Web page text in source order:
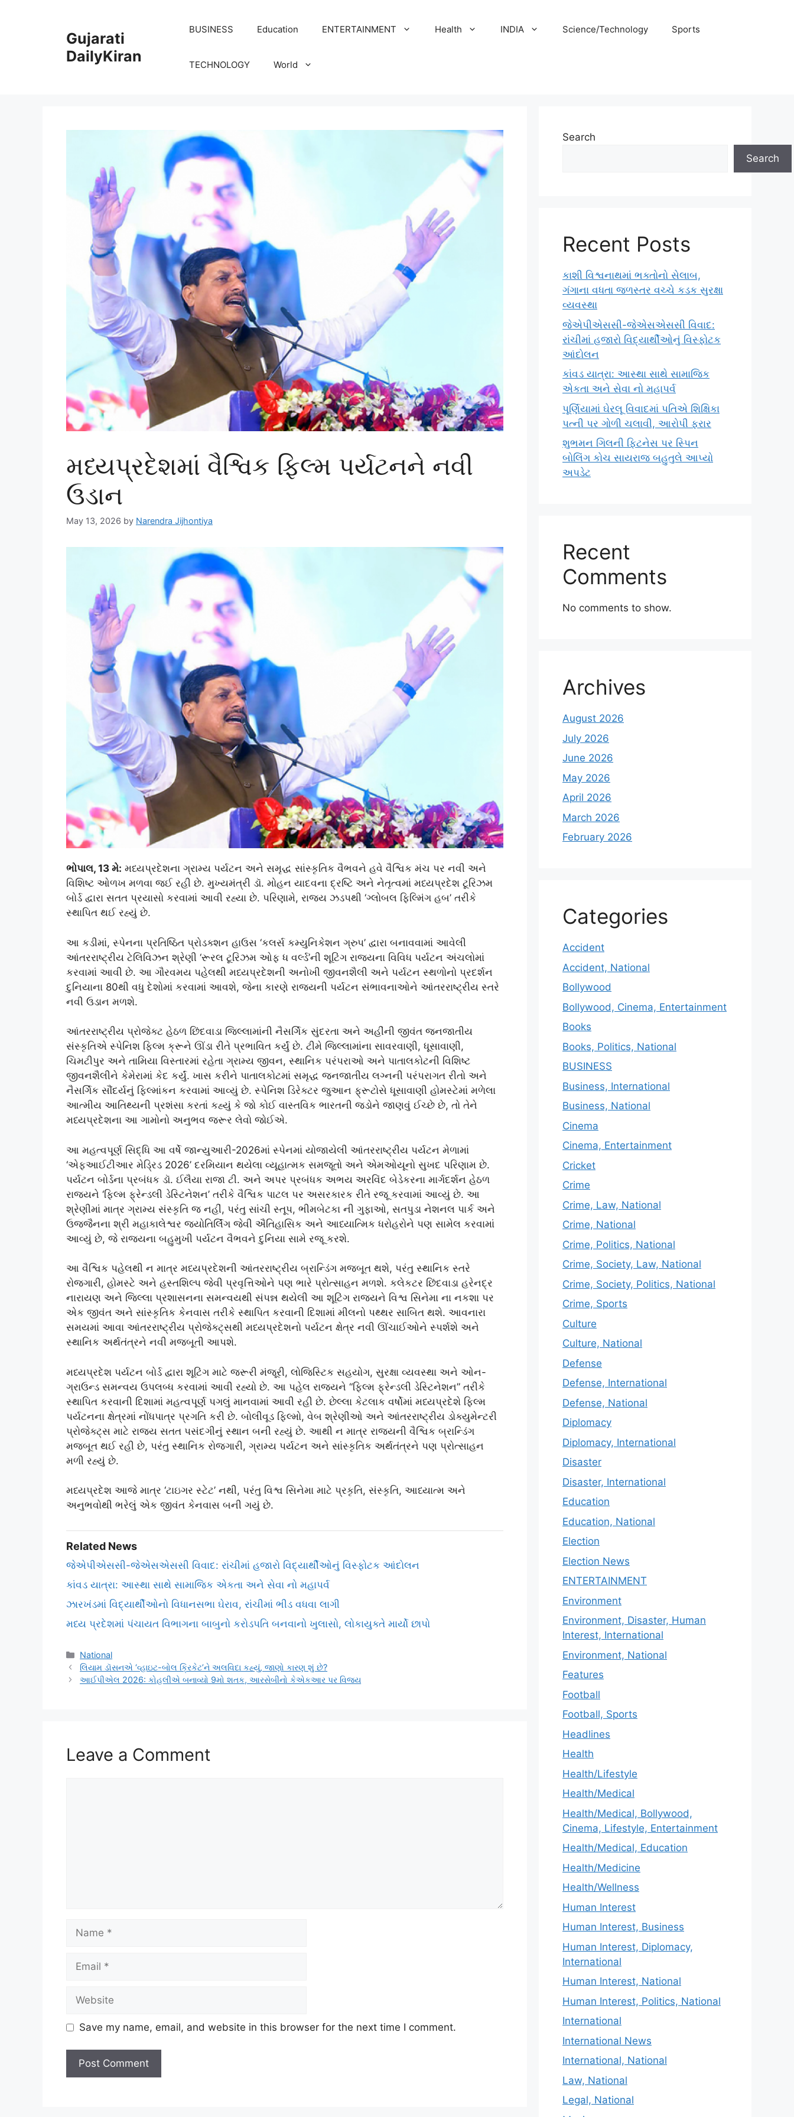
Gujarati
DailyKiran
BUSINESS Education ENTERTAINMENT Health INDIA Science/Technology Sports
TECHNOLOGY World
મધ્યપ્રદેશમાં વૈશ્વિક ફિલ્મ પર્યટનને નવી
ઉડાન
May 13, 2026 by Narendra Jijhontiya
ભોપાલ, 13 મે: મધ્યપ્રદેશના ગ્રામ્ય પર્યટન અને સમૃદ્ધ સાંસ્કૃતિક વૈભવને હવે વૈશ્વિક મંચ પર નવી અને
વિશિષ્ટ ઓળખ મળવા જઈ રહી છે. મુખ્યમંત્રી ડૉ. મોહન યાદવના દ્રષ્ટિ અને નેતૃત્વમાં મધ્યપ્રદેશ ટૂરિઝમ
બોર્ડ દ્વારા સતત પ્રયાસો કરવામાં આવી રહ્યા છે. પરિણામે, રાજ્ય ઝડપથી ‘ગ્લોબલ ફિલ્મિંગ હબ’ તરીકે
સ્થાપિત થઈ રહ્યું છે.
આ કડીમાં, સ્પેનના પ્રતિષ્ઠિત પ્રોડક્શન હાઉસ ‘કલર્સ કમ્યુનિકેશન ગ્રુપ’ દ્વારા બનાવવામાં આવેલી
આંતરરાષ્ટ્રીય ટેલિવિઝન શ્રેણી ‘રૂરલ ટૂરિઝમ ઓફ ધ વર્લ્ડ’ની શૂટિંગ રાજ્યના વિવિધ પર્યટન અંચલોમાં
કરવામાં આવી છે. આ ગૌરવમય પહેલથી મધ્યપ્રદેશની અનોખી જીવનશૈલી અને પર્યટન સ્થળોનો પ્રદર્શન
દુનિયાના 80થી વધુ દેશોમાં કરવામાં આવશે, જેના કારણે રાજ્યની પર્યટન સંભાવનાઓને આંતરરાષ્ટ્રીય સ્તરે
નવી ઉડાન મળશે.
આંતરરાષ્ટ્રીય પ્રોજેક્ટ હેઠળ છિંદવાડા જિલ્લામાંની નૈસર્ગિક સુંદરતા અને અહીંની જીવંત જનજાતીય
સંસ્કૃતિએ સ્પેનિશ ફિલ્મ ક્રૂને ઊંડા રીતે પ્રભાવિત કર્યું છે. ટીમે જિલ્લામાંના સાવરવાણી, ધૂસાવાણી,
ચિમટીપુર અને તામિયા વિસ્તારમાં રહેતા ગ્રામ્ય જીવન, સ્થાનિક પરંપરાઓ અને પાતાલકોટની વિશિષ્ટ
જીવનશૈલીને કેમેરામાં કેદ કર્યું. ખાસ કરીને પાતાલકોટમાં સમૃદ્ધ જનજાતીય લગ્નની પરંપરાગત રીતો અને
નૈસર્ગિક સૌંદર્યનું ફિલ્માંકન કરવામાં આવ્યું છે. સ્પેનિશ ડિરેક્ટર જુઆન ફ્રૂટોસે ધૂસાવાણી હોમસ્ટેમાં મળેલા
આત્મીય આતિથ્યની પ્રશંસા કરતાં કહ્યું કે જો કોઈ વાસ્તવિક ભારતની જડોને જાણવું ઈચ્છે છે, તો તેને
મધ્યપ્રદેશના આ ગામોનો અનુભવ જરૂર લેવો જોઈએ.
આ મહત્વપૂર્ણ સિદ્ધિ આ વર્ષે જાન્યુઆરી-2026માં સ્પેનમાં યોજાયેલી આંતરરાષ્ટ્રીય પર્યટન મેળામાં
‘એફઆઈટીઆર મેડ્રિડ 2026’ દરમિયાન થયેલા વ્યૂહાત્મક સમજૂતો અને એમઓયૂનો સુખદ પરિણામ છે.
પર્યટન બોર્ડના પ્રબંધક ડૉ. ઈલૈયા રાજા ટી. અને અપર પ્રબંધક અભય અરવિંદ બેડેકરના માર્ગદર્શન હેઠળ
રાજ્યને ‘ફિલ્મ ફ્રેન્ડલી ડેસ્ટિનેશન’ તરીકે વૈશ્વિક પાટલ પર અસરકારક રીતે રજૂ કરવામાં આવ્યું છે. આ
શ્રેણીમાં માત્ર ગ્રામ્ય સંસ્કૃતિ જ નહીં, પરંતુ સાંચી સ્તૂપ, ભીમબેટકા ની ગુફાઓ, સતપુડા નેશનલ પાર્ક અને
ઉજ્જૈનના શ્રી મહાકાલેશ્વર જ્યોતિર્લિંગ જેવી ઐતિહાસિક અને આધ્યાત્મિક ધરોહરોને પણ સામેલ કરવામાં
આવ્યું છે, જે રાજ્યના બહુમુખી પર્યટન વૈભવને દુનિયા સામે રજૂ કરશે.
આ વૈશ્વિક પહેલથી ન માત્ર મધ્યપ્રદેશની આંતરરાષ્ટ્રીય બ્રાન્ડિંગ મજબૂત થશે, પરંતુ સ્થાનિક સ્તરે
રોજગારી, હોમસ્ટે અને હસ્તશિલ્પ જેવી પ્રવૃત્તિઓને પણ ભારે પ્રોત્સાહન મળશે. કલેકટર છિંદવાડા હરેનદ્ર
નારાયણ અને જિલ્લા પ્રશાસનના સમન્વયથી સંપન્ન થયેલી આ શૂટિંગ રાજ્યને વિશ્વ સિનેમા ના નકશા પર
એક જીવંત અને સાંસ્કૃતિક કેનવાસ તરીકે સ્થાપિત કરવાની દિશામાં મીલનો પથ્થર સાબિત થશે. આવનારા
સમયમાં આવા આંતરરાષ્ટ્રીય પ્રોજેક્ટ્સથી મધ્યપ્રદેશનો પર્યટન ક્ષેત્ર નવી ઊંચાઈઓને સ્પર્શશે અને
સ્થાનિક અર્થતંત્રને નવી મજબૂતી આપશે.
મધ્યપ્રદેશ પર્યટન બોર્ડ દ્વારા શૂટિંગ માટે જરૂરી મંજૂરી, લોજિસ્ટિક સહયોગ, સુરક્ષા વ્યવસ્થા અને ઓન-
ગ્રાઉન્ડ સમન્વય ઉપલબ્ધ કરવામાં આવી રહ્યો છે. આ પહેલ રાજ્યને “ફિલ્મ ફ્રેન્ડલી ડેસ્ટિનેશન” તરીકે
સ્થાપિત કરવાની દિશામાં મહત્વપૂર્ણ પગલું માનવામાં આવી રહી છે. છેલ્લા કેટલાક વર્ષોમાં મધ્યપ્રદેશે ફિલ્મ
પર્યટનના ક્ષેત્રમાં નોંધપાત્ર પ્રગતિ કરી છે. બોલીવૂડ ફિલ્મો, વેબ શ્રેણીઓ અને આંતરરાષ્ટ્રીય ડોક્યુમેન્ટરી
પ્રોજેક્ટ્સ માટે રાજ્ય સતત પસંદગીનું સ્થાન બની રહ્યું છે. આથી ન માત્ર રાજ્યની વૈશ્વિક બ્રાન્ડિંગ
મજબૂત થઈ રહી છે, પરંતુ સ્થાનિક રોજગારી, ગ્રામ્ય પર્યટન અને સાંસ્કૃતિક અર્થતંત્રને પણ પ્રોત્સાહન
મળી રહ્યું છે.
મધ્યપ્રદેશ આજે માત્ર ‘ટાઇગર સ્ટેટ’ નથી, પરંતુ વિશ્વ સિનેમા માટે પ્રકૃતિ, સંસ્કૃતિ, આધ્યાત્મ અને
અનુભવોથી ભરેલું એક જીવંત કેનવાસ બની ગયું છે.
Related News
જેએપીએસસી-જેએસએસસી વિવાદ: રાંચીમાં હજારો વિદ્યાર્થીઓનું વિસ્ફોટક આંદોલન
કાંવડ યાત્રા: આસ્થા સાથે સામાજિક એકતા અને સેવા નો મહાપર્વ
ઝારખંડમાં વિદ્યાર્થીઓનો વિધાનસભા ઘેરાવ, રાંચીમાં ભીડ વધવા લાગી
મધ્ય પ્રદેશમાં પંચાયત વિભાગના બાબુનો કરોડપતિ બનવાનો ખુલાસો, લોકાયુક્તે માર્યો છાપો
Categories
National
લિયામ ડૉસનએ ‘વ્હાઇટ-બોલ ક્રિકેટ’ને અલવિદા કહ્યું, જાણો કારણ શું છે?
આઈપીએલ 2026: કોહલીએ બનાવ્યો 9મો શતક, આરસેબીનો કેએકઆર પર વિજય
Leave a Comment
Save my name, email, and website in this browser for the next time I comment.
Search
Search
Recent Posts
કાશી વિશ્વનાથમાં ભક્તોનો સેલાબ,
ગંગાના વધતા જળસ્તર વચ્ચે કડક સુરક્ષા
વ્યવસ્થા
જેએપીએસસી-જેએસએસસી વિવાદ:
રાંચીમાં હજારો વિદ્યાર્થીઓનું વિસ્ફોટક
આંદોલન
કાંવડ યાત્રા: આસ્થા સાથે સામાજિક
એકતા અને સેવા નો મહાપર્વ
પૂર્ણિયામાં ઘેરલૂ વિવાદમાં પતિએ શિક્ષિકા
પત્ની પર ગોળી ચલાવી, આરોપી ફરાર
શુભમન ગિલની ફિટનેસ પર સ્પિન
બોલિંગ કોચ સાયરાજ બહુતુલે આપ્યો
અપડેટ
Recent
Comments
No comments to show.
Archives
August 2026
July 2026
June 2026
May 2026
April 2026
March 2026
February 2026
Categories
Accident
Accident, National
Bollywood
Bollywood, Cinema, Entertainment
Books
Books, Politics, National
BUSINESS
Business, International
Business, National
Cinema
Cinema, Entertainment
Cricket
Crime
Crime, Law, National
Crime, National
Crime, Politics, National
Crime, Society, Law, National
Crime, Society, Politics, National
Crime, Sports
Culture
Culture, National
Defense
Defense, International
Defense, National
Diplomacy
Diplomacy, International
Disaster
Disaster, International
Education
Education, National
Election
Election News
ENTERTAINMENT
Environment
Environment, Disaster, Human
Interest, International
Environment, National
Features
Football
Football, Sports
Headlines
Health
Health/Lifestyle
Health/Medical
Health/Medical, Bollywood,
Cinema, Lifestyle, Entertainment
Health/Medical, Education
Health/Medicine
Health/Wellness
Human Interest
Human Interest, Business
Human Interest, Diplomacy,
International
Human Interest, National
Human Interest, Politics, National
International
International News
International, National
Law, National
Legal, National